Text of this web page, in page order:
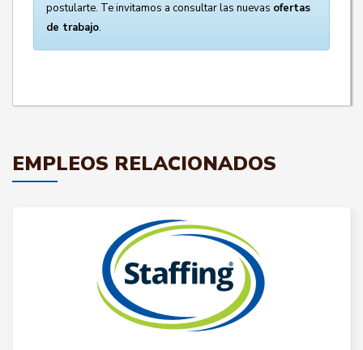
postularte. Te invitamos a consultar las nuevas ofertas
de trabajo.
EMPLEOS RELACIONADOS